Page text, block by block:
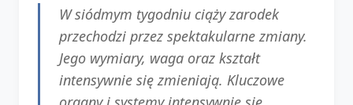
W siódmym tygodniu ciąży zarodek
przechodzi przez spektakularne zmiany.
Jego wymiary, waga oraz kształt
intensywnie się zmieniają. Kluczowe